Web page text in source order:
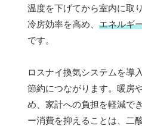
温度を下げてから室内に取
冷房効率を高め、 エネルギ
です。
ロスナイ換気システムを導
節約につながります。暖房
め、家計への負担を軽減で
ー消費を抑えることは、二